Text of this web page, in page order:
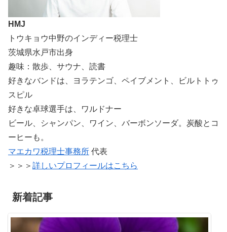
HMJ
トウキョウ中野のインディー税理士
茨城県水戸市出身
趣味：散歩、サウナ、読書
好きなバンドは、ヨラテンゴ、ペイブメント、ビルトトゥ
スピル
好きな卓球選手は、ワルドナー
ビール、シャンパン、ワイン、バーボンソーダ。炭酸とコ
ーヒーも。
マエカワ税理士事務所 代表
＞＞＞ 詳しいプロフィールはこちら
新着記事